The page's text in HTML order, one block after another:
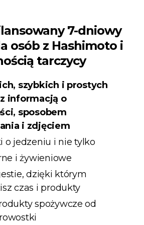
7-dniowy
osób z Hashimoto i
tarczycy
szybkich i prostych
informacją o
sposobem
i zdjęciem
o jedzeniu i nie tylko
i żywieniowe
dzięki którym
czas i produkty
spożywcze od